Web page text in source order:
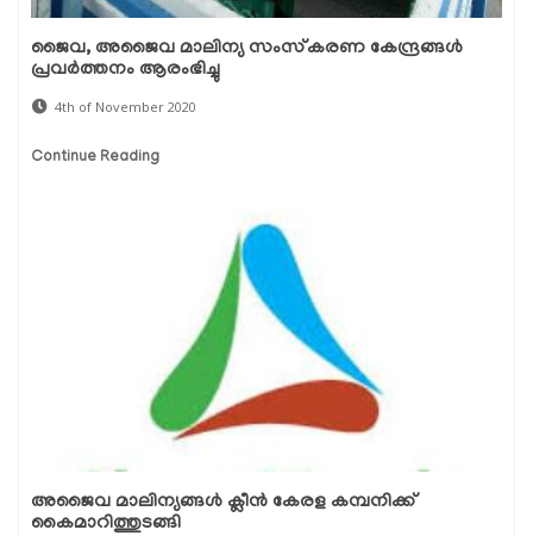
ജൈവ, അജൈവ മാലിന്യ സംസ്‌കരണ കേന്ദ്രങ്ങള്‍
പ്രവര്‍ത്തനം ആരംഭിച്ചു
4th of November 2020
Continue Reading
അജൈവ മാലിന്യങ്ങള്‍ ക്ലീന്‍ കേരള കമ്പനിക്ക്
കൈമാറിത്തുടങ്ങി